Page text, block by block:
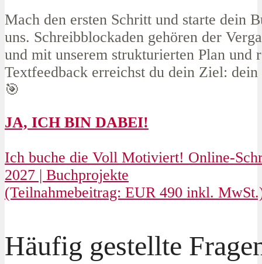
Mach den ersten Schritt und starte dein
uns. Schreibblockaden gehören der
und mit unserem strukturierten Plan und
Textfeedback erreichst du dein Ziel:
🎯
JA, ICH BIN DABEI!
Ich buche die Voll Motiviert! Online-
2027 | Buchprojekte
(Teilnahmebeitrag: EUR 490 inkl.
Häufig gestellte